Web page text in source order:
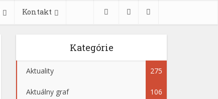
Kontakt
Kategórie
Aktuality 275
Aktuálny graf 106